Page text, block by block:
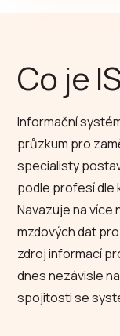
Co je
Informační
průzkum pro
specialisty
podle profesí dle
Navazuje na více
mzdových dat
zdroj informací
dnes nezávisle
spojitosti se